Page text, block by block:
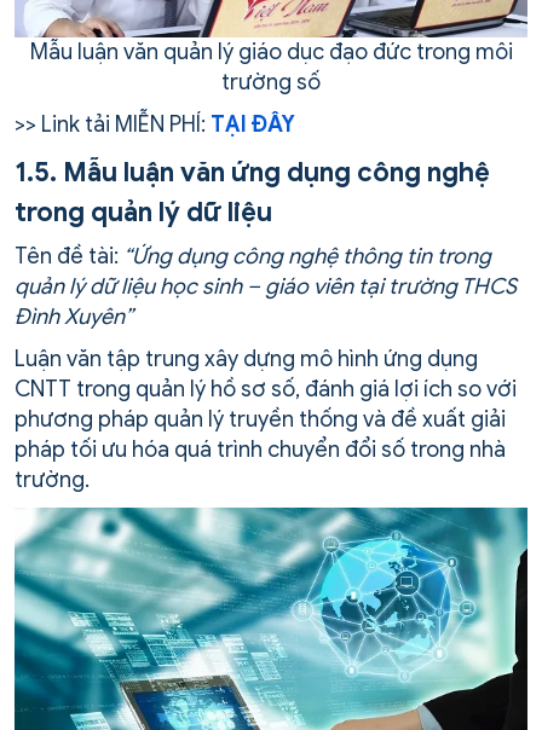
Mẫu luận văn quản lý giáo dục đạo đức trong môi
trường số
>> Link tải MIỄN PHÍ: TẠI ĐÂY
1.5. Mẫu luận văn ứng dụng công nghệ
trong quản lý dữ liệu
Tên đề tài: “Ứng dụng công nghệ thông tin trong
quản lý dữ liệu học sinh – giáo viên tại trường THCS
Đình Xuyên”
Luận văn tập trung xây dựng mô hình ứng dụng
CNTT trong quản lý hồ sơ số, đánh giá lợi ích so với
phương pháp quản lý truyền thống và đề xuất giải
pháp tối ưu hóa quá trình chuyển đổi số trong nhà
trường.